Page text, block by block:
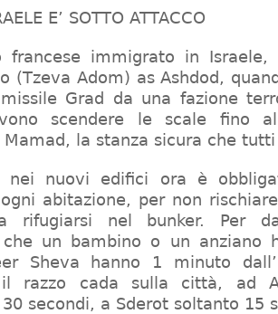
E’ SOTTO ATTACCO
francese immigrato in
(Tzeva Adom) as Ashdod,
Grad da una fazione
scendere le scale fino
la stanza sicura che
nei nuovi edifici ora è
abitazione, per non
rifugiarsi nel bunker. Per
che un bambino o un anziano
Sheva hanno 1 minuto
razzo cada sulla città, ad
secondi, a Sderot soltanto 15